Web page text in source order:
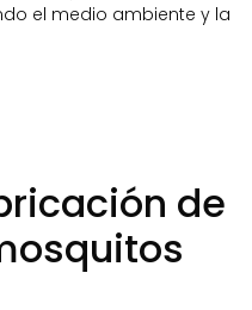
el medio ambiente y la
de